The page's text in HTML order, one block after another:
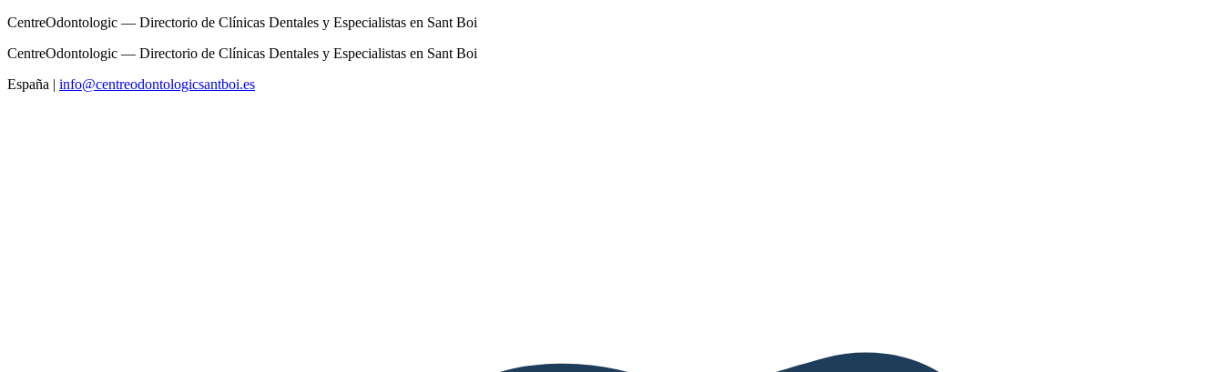
CentreOdontologic — Directorio de Clínicas Dentales y Especialistas en Sant Boi
CentreOdontologic — Directorio de Clínicas Dentales y Especialistas en Sant Boi
España | info@centreodontologicsantboi.es